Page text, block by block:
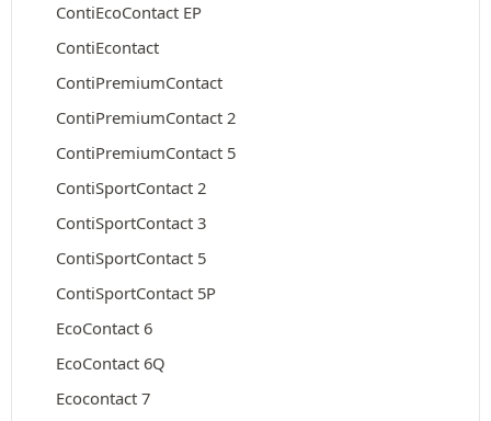
ContiEcoContact EP
ContiEcontact
ContiPremiumContact
ContiPremiumContact 2
ContiPremiumContact 5
ContiSportContact 2
ContiSportContact 3
ContiSportContact 5
ContiSportContact 5P
EcoContact 6
EcoContact 6Q
Ecocontact 7